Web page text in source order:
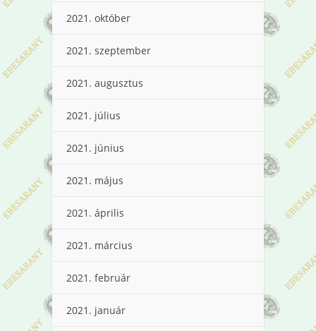
2021. október
2021. szeptember
2021. augusztus
2021. július
2021. június
2021. május
2021. április
2021. március
2021. február
2021. január